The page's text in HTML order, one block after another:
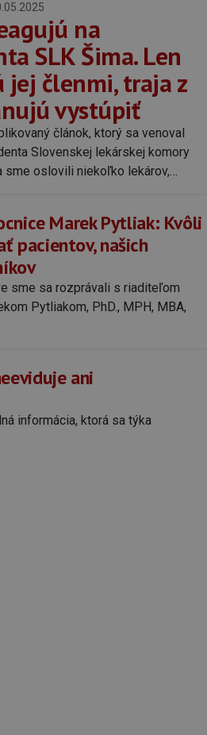
na
SLK Šima. Len
jej členmi, traja z
vystúpiť
článok, ktorý sa venoval
Slovenskej lekárskej komory
sme oslovili niekoľko lekárov,
Marek Pytliak: Kvôli
pacientov, našich
sme sa rozprávali s riaditeľom
Pytliakom, PhD., MPH, MBA,
ani
informácia, ktorá sa týka